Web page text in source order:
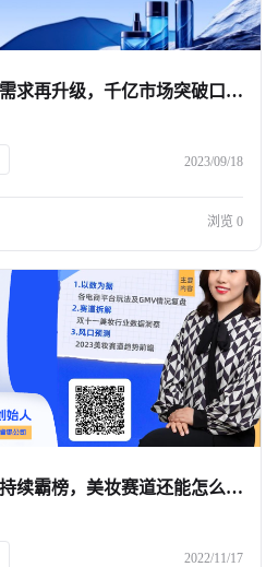
个护消费新洞察｜用户需求再升级，千亿市场突破口究竟在何方？
2023/09/18
浏览 0
双十一复盘｜海外大牌持续霸榜，美妆赛道还能怎么玩？-杭州知衣科技
2022/11/17